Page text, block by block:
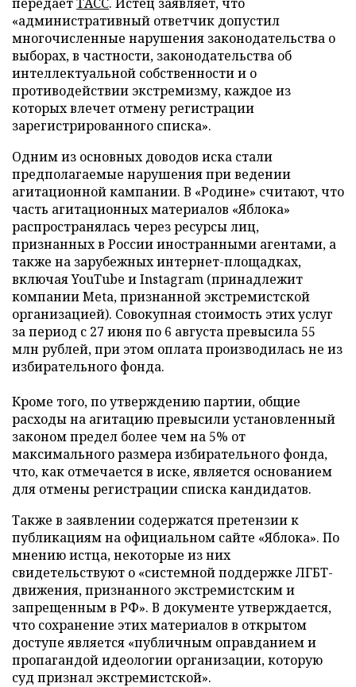
«административный ответчик допустил
многочисленные нарушения законодательства о
выборах, в частности, законодательства об
интеллектуальной собственности и о
противодействии экстремизму, каждое из
которых влечет отмену регистрации
зарегистрированного списка».
Одним из основных доводов иска стали
предполагаемые нарушения при ведении
агитационной кампании. В «Родине» считают, что
часть агитационных материалов «Яблока»
распространялась через ресурсы лиц,
признанных в России иностранными агентами, а
также на зарубежных интернет-площадках,
включая YouTube и Instagram (принадлежит
компании Meta, признанной экстремистской
организацией). Совокупная стоимость этих услуг
за период с 27 июня по 6 августа превысила 55
млн рублей, при этом оплата производилась не из
избирательного фонда.
Кроме того, по утверждению партии, общие
расходы на агитацию превысили установленный
законом предел более чем на 5% от
максимального размера избирательного фонда,
что, как отмечается в иске, является основанием
для отмены регистрации списка кандидатов.
Также в заявлении содержатся претензии к
публикациям на официальном сайте «Яблока». По
мнению истца, некоторые из них
свидетельствуют о «системной поддержке ЛГБТ-
движения, признанного экстремистским и
запрещенным в РФ». В документе утверждается,
что сохранение этих материалов в открытом
доступе является «публичным оправданием и
пропагандой идеологии организации, которую
суд признал экстремистской».